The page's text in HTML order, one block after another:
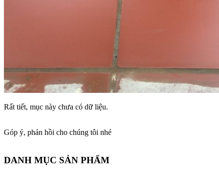
Rất tiết, mục này chưa có dữ liệu.
Góp ý, phản hồi cho chúng tôi nhé
DANH MỤC SẢN PHẨM